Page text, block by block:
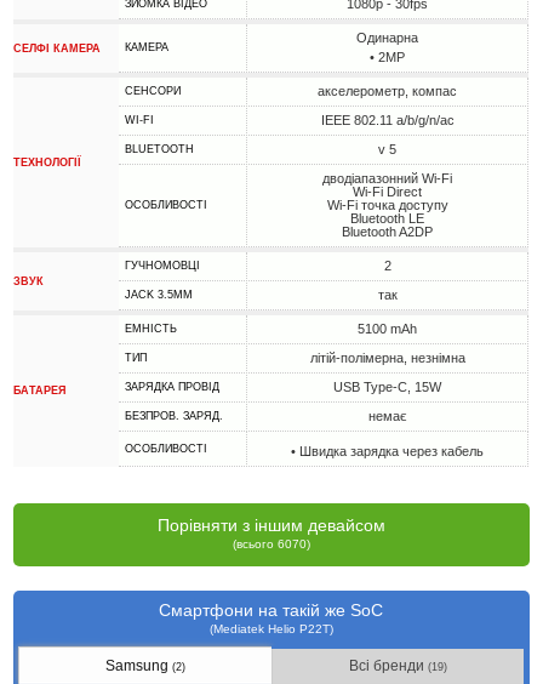
ЗЙОМКА ВІДЕО 1080p - 30fps
СЕЛФІ КАМЕРА КАМЕРА
Одинарна
• 2MP
ТЕХНОЛОГІЇ
СЕНСОРИ акселерометр, компас
WI-FI IEEE 802.11 a/b/g/n/ac
BLUETOOTH v 5
ОСОБЛИВОСТІ
дводіапазонний Wi-Fi
Wi-Fi Direct
Wi-Fi точка доступу
Bluetooth LE
Bluetooth A2DP
ЗВУК
ГУЧНОМОВЦІ 2
JACK 3.5MM так
БАТАРЕЯ
ЕМНІСТЬ 5100 mAh
ТИП літій-полімерна, незнімна
ЗАРЯДКА ПРОВІД USB Type-C, 15W
БЕЗПРОВ. ЗАРЯД. немає
ОСОБЛИВОСТІ • Швидка зарядка через кабель
Порівняти з іншим девайсом
(всього 6070)
Смартфони на такій же SoC
(Mediatek Helio P22T)
Samsung(2) Всі бренди(19)